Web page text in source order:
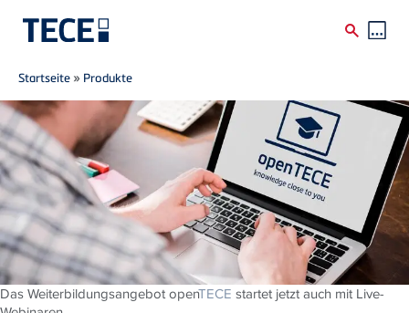
Direkt zum Inhalt
Breadcrumb
Startseite » Produkte
Das Weiterbildungsangebot openTECE startet jetzt auch mit Live-